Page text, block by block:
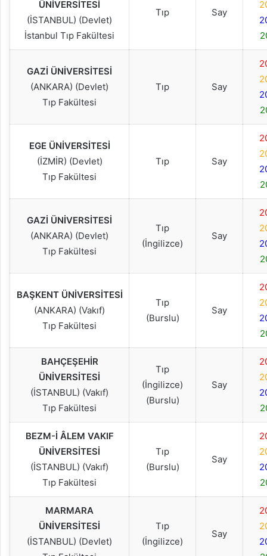
ÜNİVERSİTESİ
(İSTANBUL) (Devlet)
İstanbul Tıp Fakültesi
Tıp Say
GAZİ ÜNİVERSİTESİ
(ANKARA) (Devlet)
Tıp Fakültesi
Tıp Say
EGE ÜNİVERSİTESİ
(İZMİR) (Devlet)
Tıp Fakültesi
Tıp Say
GAZİ ÜNİVERSİTESİ
(ANKARA) (Devlet)
Tıp Fakültesi
Tıp
(İngilizce)
Say
BAŞKENT ÜNİVERSİTESİ
(ANKARA) (Vakıf)
Tıp Fakültesi
Tıp
(Burslu)
Say
BAHÇEŞEHİR
ÜNİVERSİTESİ
(İSTANBUL) (Vakıf)
Tıp Fakültesi
Tıp
(İngilizce)
(Burslu)
Say
BEZM-İ ÂLEM VAKIF
ÜNİVERSİTESİ
(İSTANBUL) (Vakıf)
Tıp Fakültesi
Tıp
(Burslu)
Say
MARMARA
ÜNİVERSİTESİ
(İSTANBUL) (Devlet)
Tıp
(İngilizce)
Say